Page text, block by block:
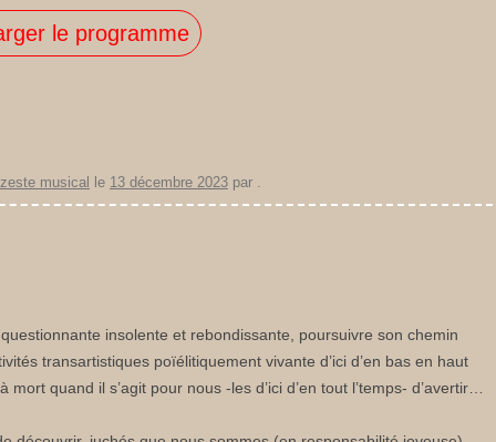
le programme
musical le 13 décembre 2023 par
insolente et rebondissante, poursuivre son chemin
transartistiques poïélitiquement vivante d’ici d’en bas en haut
quand il s’agit pour nous -les d’ici d’en tout l’temps- d’avertir…